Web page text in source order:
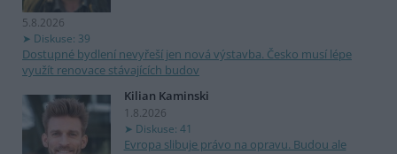
5.8.2026
Diskuse: 39
Dostupné bydlení nevyřeší jen nová výstavba. Česko musí lépe
využít renovace stávajících budov
Kilian Kaminski
1.8.2026
Diskuse: 41
Evropa slibuje právo na opravu. Budou ale